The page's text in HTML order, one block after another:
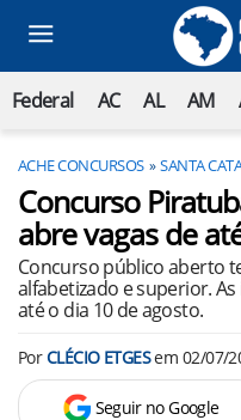
Federal AC AL AM
ACHE CONCURSOS SANTA
Concurso
abre vagas de
Concurso público aberto
alfabetizado e superior.
até o dia 10 de agosto.
PorCLÉCIO ETGESem 02/07/
Seguir no Google